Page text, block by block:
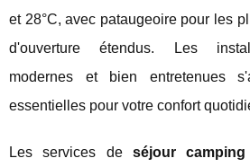
et 28°C, avec pataugeoire pour les
d'ouverture étendus. Les
modernes et bien entretenues
essentielles pour votre confort
Les services de séjour camping